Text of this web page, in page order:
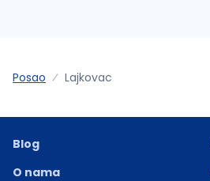
Posao Lajkovac
Blog
O nama